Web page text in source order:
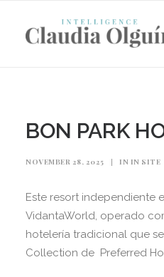
BON PARK
NOVEMBER 28, 2025 | IN IN SITE
Este resort independiente
VidantaWorld, operado
hotelería tradicional que se
Collection de Preferred